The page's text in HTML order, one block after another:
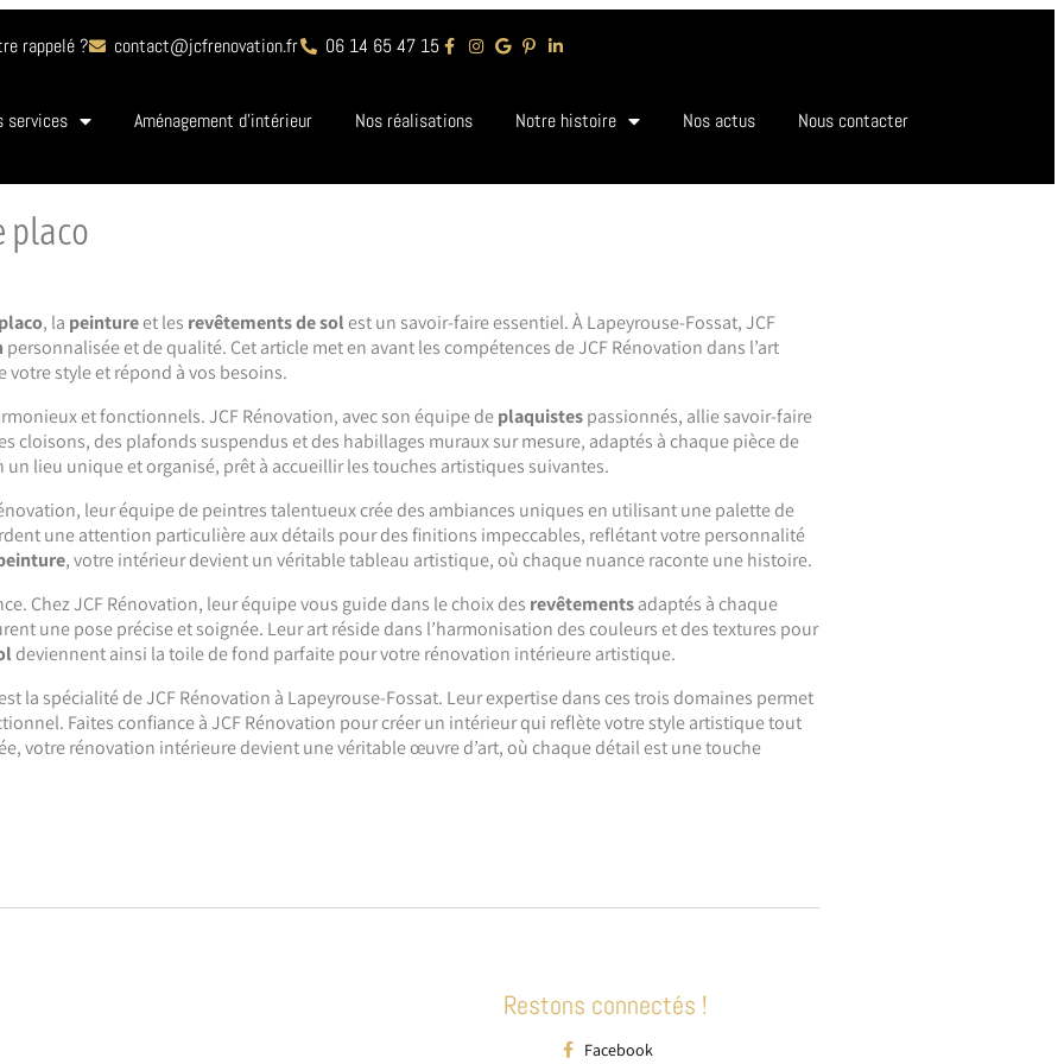
rappelé ? contact@jcfrenovation.fr 06 14 65 47 15
services Aménagement d’intérieur Nos réalisations Notre histoire Nos actus Nous contacter
placo
placo, la peintureet les revêtementsdesolest un savoir-faire essentiel. À Lapeyrouse-Fossat, JCF
personnalisée et de qualité. Cet article met en avant les compétences de JCF Rénovation dans l’art
style et répond à vos besoins.
et fonctionnels. JCF Rénovation, avec son équipe deplaquistespassionnés, allie savoir-faire
cloisons, des plafonds suspendus et des habillages muraux sur mesure, adaptés à chaque pièce de
un lieu unique et organisé, prêt à accueillir les touches artistiques suivantes.
leur équipe de peintres talentueux crée des ambiances uniques en utilisant une palette de
une attention particulière aux détails pour des finitions impeccables, reflétant votre personnalité
, votre intérieur devient un véritable tableau artistique, où chaque nuance raconte une histoire.
Chez JCF Rénovation, leur équipe vous guide dans le choix des revêtementsadaptés à chaque
une pose précise et soignée. Leur art réside dans l’harmonisation des couleurs et des textures pour
deviennent ainsi la toile de fond parfaite pour votre rénovation intérieure artistique.
la spécialité de JCF Rénovation à Lapeyrouse-Fossat. Leur expertise dans ces trois domaines permet
Faites confiance à JCF Rénovation pour créer un intérieur qui reflète votre style artistique tout
votre rénovation intérieure devient une véritable œuvre d’art, où chaque détail est une touche
Restons connectés !
Facebook